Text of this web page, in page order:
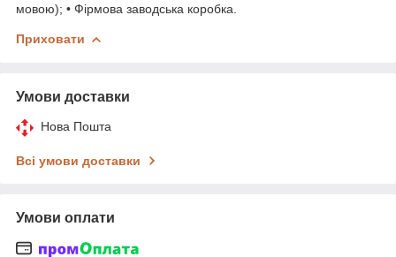
мовою); • Фірмова заводська коробка.
Приховати
Умови доставки
Нова Пошта
Всі умови доставки
Умови оплати